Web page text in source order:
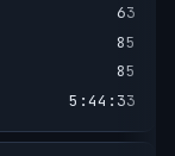
63
85
85
5:44:33